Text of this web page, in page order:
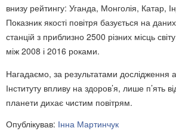
внизу рейтингу: Уганда, Монголія, Катар,
Показник якості повітря базується на
станцій з приблизно 2500 різних місць
між 2008 і 2016 роками.
Нагадаємо, за результатами дослідження
Інституту впливу на здоров’я, лише п’ять
планети дихає чистим повітрям.
Опублікував: Інна Мартинчук